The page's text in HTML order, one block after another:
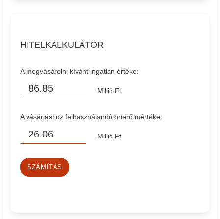
HITELKALKULÁTOR
A megvásárolni kívánt ingatlan értéke:
Millió Ft
A vásárláshoz felhasználandó önerő mértéke:
Millió Ft
SZÁMÍTÁS